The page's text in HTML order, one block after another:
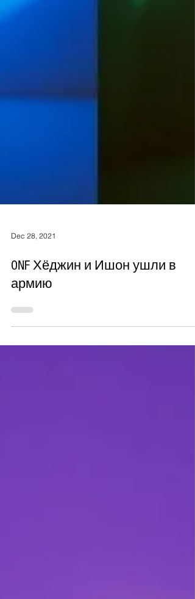
Dec 28, 2021
ONF Хёджин и Ишон ушли в
армию